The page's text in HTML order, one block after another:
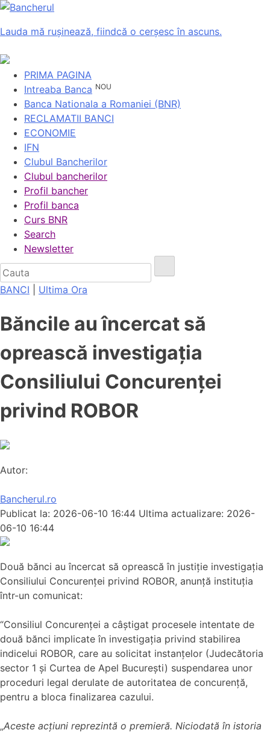
Lauda mă rușinează, fiindcă o cerșesc în ascuns.
PRIMA PAGINA
Intreaba Banca NOU
Banca Nationala a Romaniei (BNR)
RECLAMATII BANCI
ECONOMIE
IFN
Clubul Bancherilor
Clubul bancherilor
Profil bancher
Profil banca
Curs BNR
Search
Newsletter
BANCI Ultima Ora
Băncile au încercat să
oprească investigația
Consiliului Concurenței
privind ROBOR
Autor:
Bancherul.ro
Publicat la: 2026-06-10 16:44 Ultima actualizare: 2026-
06-10 16:44
Două bănci au încercat să oprească în justiție investigația
Consiliului Concurenței privind ROBOR, anunță instituția
într-un comunicat:
“Consiliul Concurenței a câștigat procesele intentate de
două bănci implicate în investigația privind stabilirea
indicelui ROBOR, care au solicitat instanțelor (Judecătoria
sector 1 și Curtea de Apel București) suspendarea unor
proceduri legal derulate de autoritatea de concurență,
pentru a bloca finalizarea cazului.
„Aceste acțiuni reprezintă o premieră. Niciodată în istoria